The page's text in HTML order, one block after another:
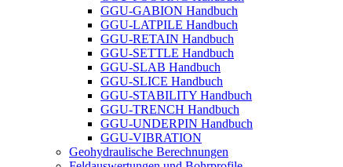
GGU-GABION Handbuch
GGU-LATPILE Handbuch
GGU-RETAIN Handbuch
GGU-SETTLE Handbuch
GGU-SLAB Handbuch
GGU-SLICE Handbuch
GGU-STABILITY Handbuch
GGU-TRENCH Handbuch
GGU-UNDERPIN Handbuch
GGU-VIBRATION
Geohydraulische Berechnungen